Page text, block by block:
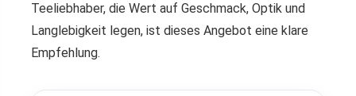
Teeliebhaber, die Wert auf Geschmack, Optik und
Langlebigkeit legen, ist dieses Angebot eine klare
Empfehlung.